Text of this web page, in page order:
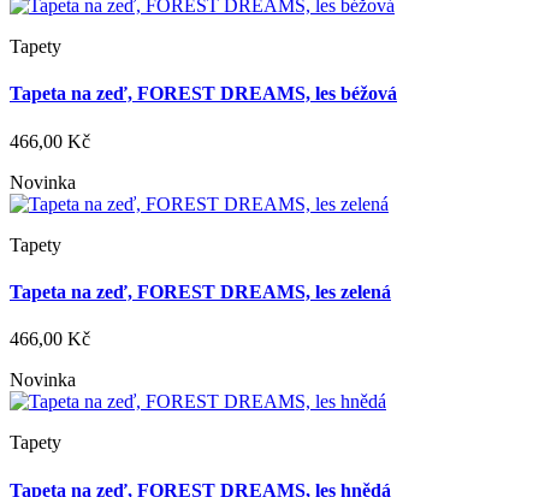
Tapety
Tapeta na zeď, FOREST DREAMS, les béžová
466,00 Kč
Novinka
Tapety
Tapeta na zeď, FOREST DREAMS, les zelená
466,00 Kč
Novinka
Tapety
Tapeta na zeď, FOREST DREAMS, les hnědá